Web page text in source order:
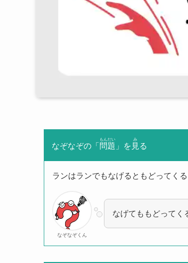
なぞなぞの「 問題
もんだい
」を 見
み
る
ランはランでもなげるともどってく
なぞなぞくん
なげてももどってく